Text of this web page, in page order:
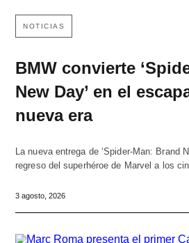
NOTICIAS
BMW convierte
New Day’ en el
nueva era
La nueva entrega de ‘Spider-Man: Brand
regreso del superhéroe de Marvel a los
3 agosto, 2026